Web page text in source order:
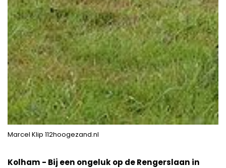
Marcel Klip 112hoogezand.nl
Kolham - Bij een ongeluk op de Rengerslaan in